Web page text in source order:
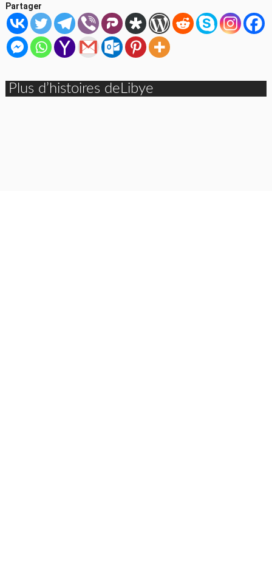
Partager
Plus d’histoires deLibye